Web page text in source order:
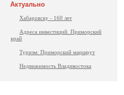
Актуально
Хабаровску - 160 лет
Адреса инвестиций. Приморский
край
Туризм: Приморский маршрут
Недвижимость Владивостока